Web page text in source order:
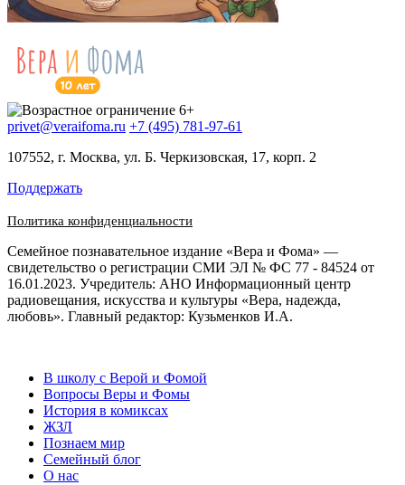
privet@veraifoma.ru +7 (495) 781-97-61
107552, г. Москва, ул. Б. Черкизовская, 17, корп. 2
Поддержать
Политика конфиденциальности
Семейное познавательное издание «Вера и Фома» —
свидетельство о регистрации СМИ ЭЛ № ФС 77 - 84524 от
16.01.2023. Учредитель: АНО Информационный центр
радиовещания, искусства и культуры «Вера, надежда,
любовь». Главный редактор: Кузьменков И.А.
В школу с Верой и Фомой
Вопросы Веры и Фомы
История в комиксах
ЖЗЛ
Познаем мир
Семейный блог
О нас